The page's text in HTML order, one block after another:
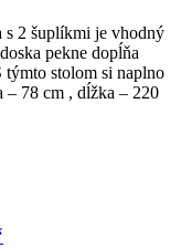
s 2 šuplíkmi je vhodný
pekne dopĺňa
týmto stolom si naplno
– 78 cm , dĺžka – 220